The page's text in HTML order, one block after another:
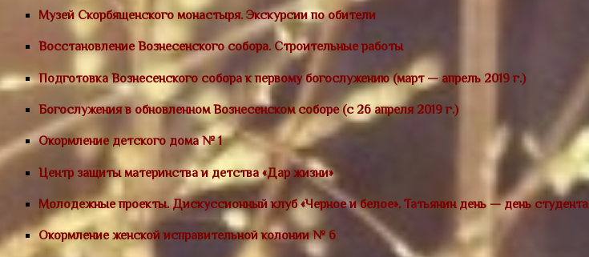
Музей Скорбященского монастыря. Экскурсии по обители
Восстановление Вознесенского собора. Строительные работы
Подготовка Вознесенского собора к первому богослужению (март — апрель 2019 г.)
Богослужения в обновленном Вознесенском соборе (с 26 апреля 2019 г.)
Окормление детского дома № 1
Центр защиты материнства и детства «Дар жизни»
Молодежные проекты. Дискуссионный клуб «Черное и белое». Татьянин день — день студента
Окормление женской исправительной колонии № 6